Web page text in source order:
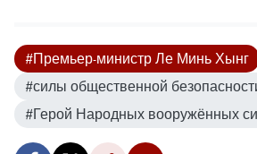
#Премьер-министр Ле Минь Хынг
#силы общественной
#Герой Народных вооружённых